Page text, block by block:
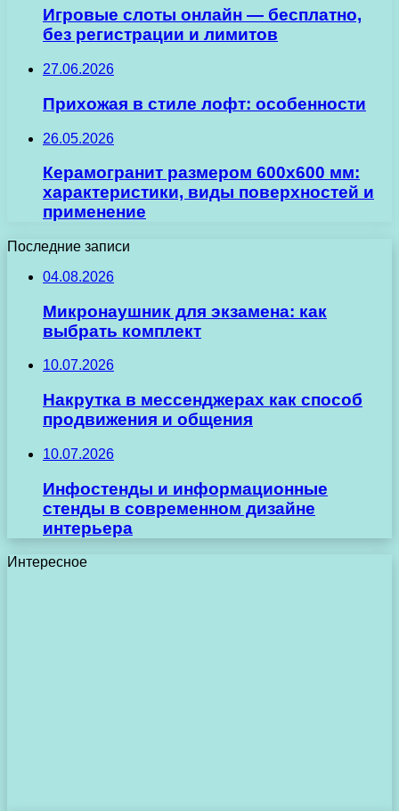
Игровые слоты онлайн — бесплатно,
без регистрации и лимитов
27.06.2026
Прихожая в стиле лофт: особенности
26.05.2026
Керамогранит размером 600х600 мм:
характеристики, виды поверхностей и
применение
Последние записи
04.08.2026
Микронаушник для экзамена: как
выбрать комплект
10.07.2026
Накрутка в мессенджерах как способ
продвижения и общения
10.07.2026
Инфостенды и информационные
стенды в современном дизайне
интерьера
Интересное